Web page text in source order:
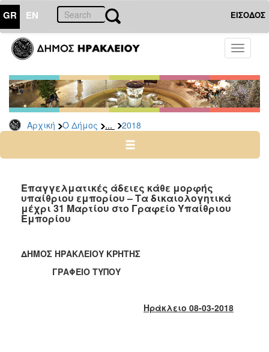
GR EN ΕΙΣΟΔΟΣ
Toggle
Αρχική Ο Δήμος ... 2018
ΔΗΜΟΣ
Δελτία
Τύπου
Αρχείο
2026
2024
2022
2021
2019
2018
Επαγγελματικές άδειες κάθε μορφής
υπαίθριου εμπορίου – Τα δικαιολογητικά
μέχρι 31 Μαρτίου στο Γραφείο Υπαίθριου
Εμπορίου
ΔΗΜΟΣ ΗΡΑΚΛΕΙΟΥ ΚΡΗΤΗΣ
ΓΡΑΦΕΙΟ ΤΥΠΟΥ
Ηράκλειο 08-03-2018